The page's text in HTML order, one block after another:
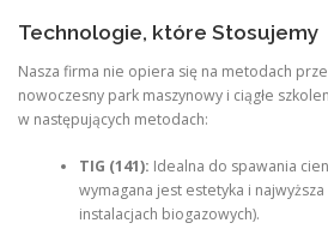
Technologie, które Stosujemy
Nasza firma nie opiera się na metodach
nowoczesny park maszynowy i ciągłe
w następujących metodach:
TIG (141): Idealna do spawania
wymagana jest estetyka i
instalacjach biogazowych).